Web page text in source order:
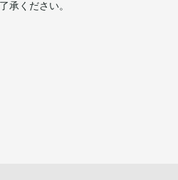
承ください。